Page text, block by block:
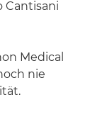
Cantisani
Medical
nie